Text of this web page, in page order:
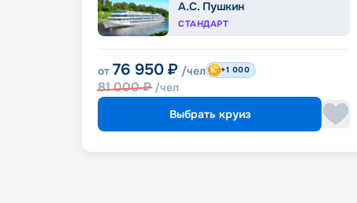
А.С. Пушкин
СТАНДАРТ
от 76 950 ₽ /чел
81 000₽ /чел
+1 000
Выбрать круиз